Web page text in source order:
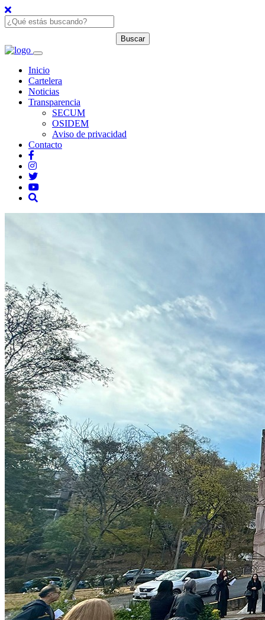
Inicio
Cartelera
Noticias
Transparencia
SECUM
OSIDEM
Aviso de privacidad
Contacto